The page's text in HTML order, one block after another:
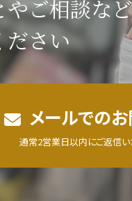
やご相談など
ださい
メールでの
通常2営業日以内にご返信い